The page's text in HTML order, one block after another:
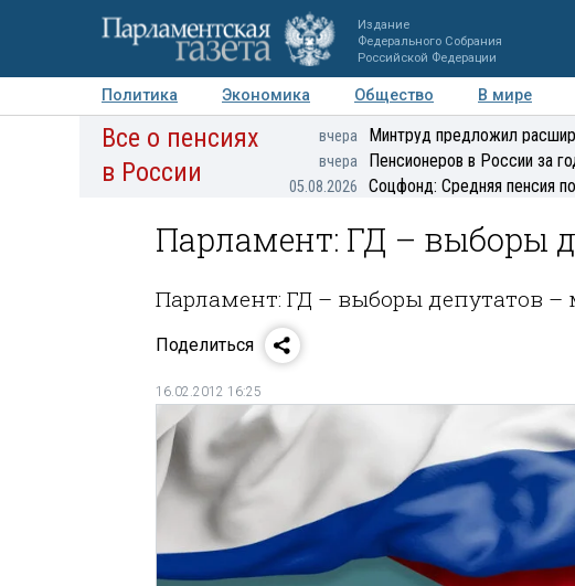
Издание
Федерального Собрания
Российской Федерации
Политика Экономика Общество В мире
Авторы Персоны Мнения Регионы
Все о пенсиях
в России
вчера Минтруд предложил
вчера Пенсионеров в России за
05.08.2026 Соцфонд: Средняя пенсия
Парламент: ГД – выборы
Парламент: ГД – выборы депутатов –
Поделиться
16.02.2012 16:25